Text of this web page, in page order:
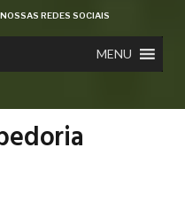
NOSSAS REDES SOCIAIS
MENU